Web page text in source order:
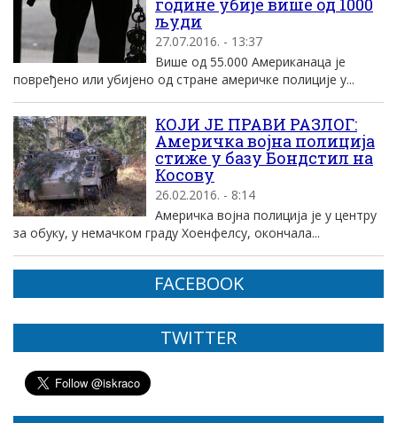
године убије више од 1000
људи
27.07.2016. - 13:37
Више од 55.000 Американаца je
повређенo или убијено од стране америчке полиције у...
КОЈИ ЈЕ ПРАВИ РАЗЛОГ:
Америчка војна полиција
стиже у базу Бондстил на
Косову
26.02.2016. - 8:14
Америчка војна полиција је у центру
за обуку, у немачком граду Хоенфелсу, окончала...
FACEBOOK
TWITTER